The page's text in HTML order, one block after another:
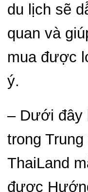
du lịch sẽ
quan và
mua được
ý.
– Dưới đây
trong
ThaiLand
được